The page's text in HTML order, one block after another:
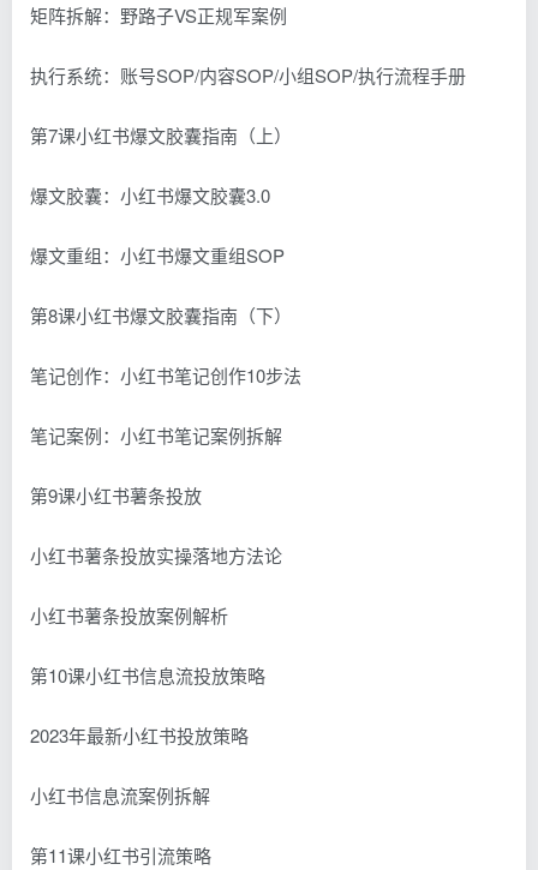
矩阵拆解：野路子VS正规军案例
执行系统：账号SOP/内容SOP/小组SOP/执行流程手册
第7课小红书爆文胶囊指南（上）
爆文胶囊：小红书爆文胶囊3.0
爆文重组：小红书爆文重组SOP
第8课小红书爆文胶囊指南（下）
笔记创作：小红书笔记创作10步法
笔记案例：小红书笔记案例拆解
第9课小红书薯条投放
小红书薯条投放实操落地方法论
小红书薯条投放案例解析
第10课小红书信息流投放策略
2023年最新小红书投放策略
小红书信息流案例拆解
第11课小红书引流策略